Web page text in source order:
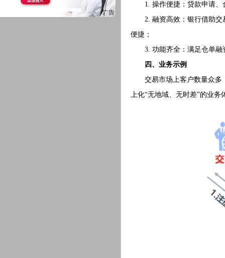
1. 操作便捷：贷款申请、
2. 融资高效：银行借助交
便捷；
3. 功能齐全：满足仓单融
四、业务示例
交易市场上客户数量众多，
上化“无地域、无时差”的业务